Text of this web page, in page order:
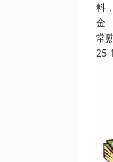
料
金
常
25-